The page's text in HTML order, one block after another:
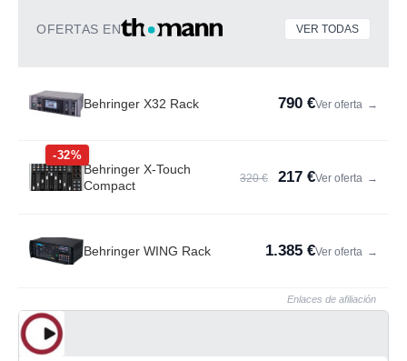
OFERTAS EN VER TODAS
Behringer X32 Rack 790 €Ver oferta →
-32%
Behringer X-Touch
Compact
320 € 217 €Ver oferta →
Behringer WING Rack 1.385 €Ver oferta →
Enlaces de afiliación